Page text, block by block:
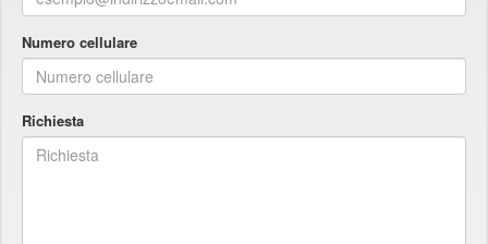
Numero cellulare
Richiesta